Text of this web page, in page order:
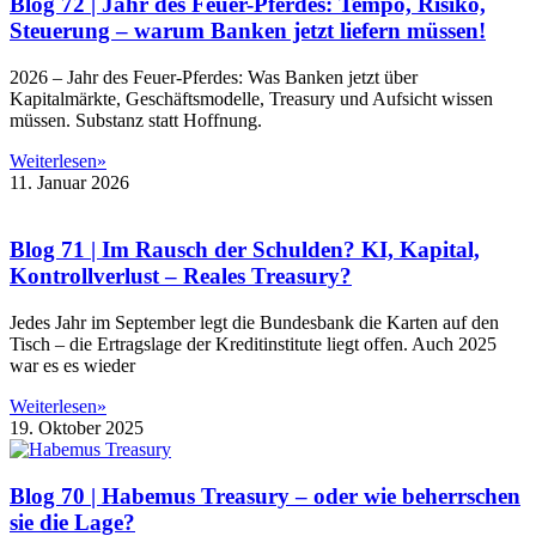
Steuerung – warum Banken jetzt liefern müssen!
2026 – Jahr des Feuer-Pferdes: Was Banken jetzt über
Kapitalmärkte, Geschäftsmodelle, Treasury und Aufsicht wissen
müssen. Substanz statt Hoffnung.
Weiterlesen»
11. Januar 2026
Blog 71 | Im Rausch der Schulden? KI, Kapital,
Kontrollverlust – Reales Treasury?
Jedes Jahr im September legt die Bundesbank die Karten auf den
Tisch – die Ertragslage der Kreditinstitute liegt offen. Auch 2025
war es es wieder
Weiterlesen»
19. Oktober 2025
Blog 70 | Habemus Treasury – oder wie beherrschen
sie die Lage?